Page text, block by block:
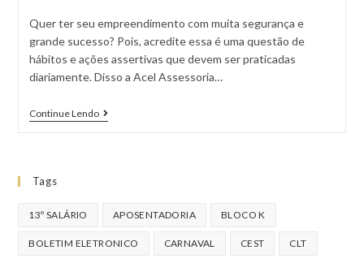
Quer ter seu empreendimento com muita segurança e
grande sucesso? Pois, acredite essa é uma questão de
hábitos e ações assertivas que devem ser praticadas
diariamente. Disso a Acel Assessoria…
Continue Lendo
Tags
13º SALÁRIO APOSENTADORIA BLOCO K
BOLETIM ELETRONICO CARNAVAL CEST CLT